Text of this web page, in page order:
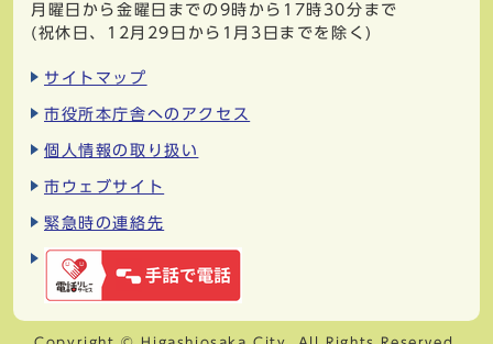
月曜日から金曜日までの9時から17時30分まで
(祝休日、12月29日から1月3日までを除く)
サイトマップ
市役所本庁舎へのアクセス
個人情報の取り扱い
市ウェブサイト
緊急時の連絡先